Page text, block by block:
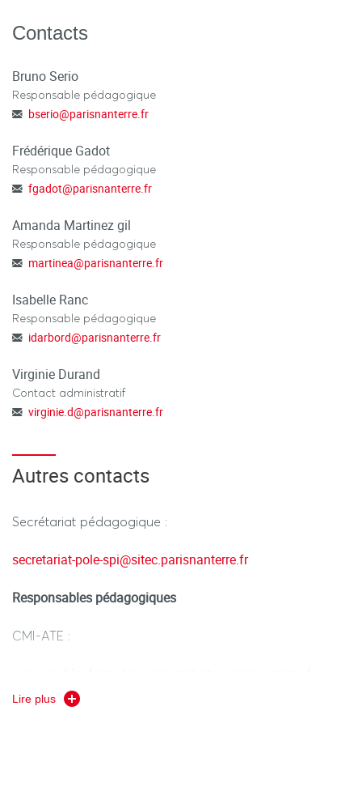
Contacts
Bruno Serio
Responsable pédagogique
bserio@parisnanterre.fr
Frédérique Gadot
Responsable pédagogique
fgadot@parisnanterre.fr
Amanda Martinez gil
Responsable pédagogique
martinea@parisnanterre.fr
Isabelle Ranc
Responsable pédagogique
idarbord@parisnanterre.fr
Virginie Durand
Contact administratif
virginie.d@parisnanterre.fr
Autres contacts
Secrétariat pédagogique :
secretariat-pole-spi@sitec.parisnanterre.fr
Responsables pédagogiques
CMI-ATE :
Licence Sciences pour l'Ingénieur (filière support) :
Lire plus